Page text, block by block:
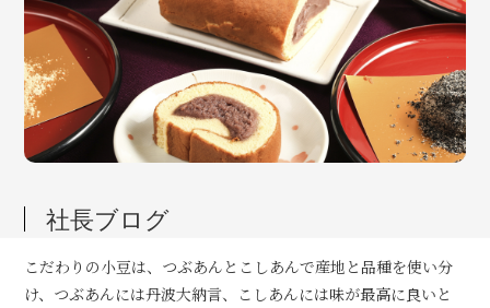
社長ブログ
こだわりの小豆は、つぶあんとこしあんで産地と品種を使い分
け、つぶあんには丹波大納言、こしあんには味が最高に良いと